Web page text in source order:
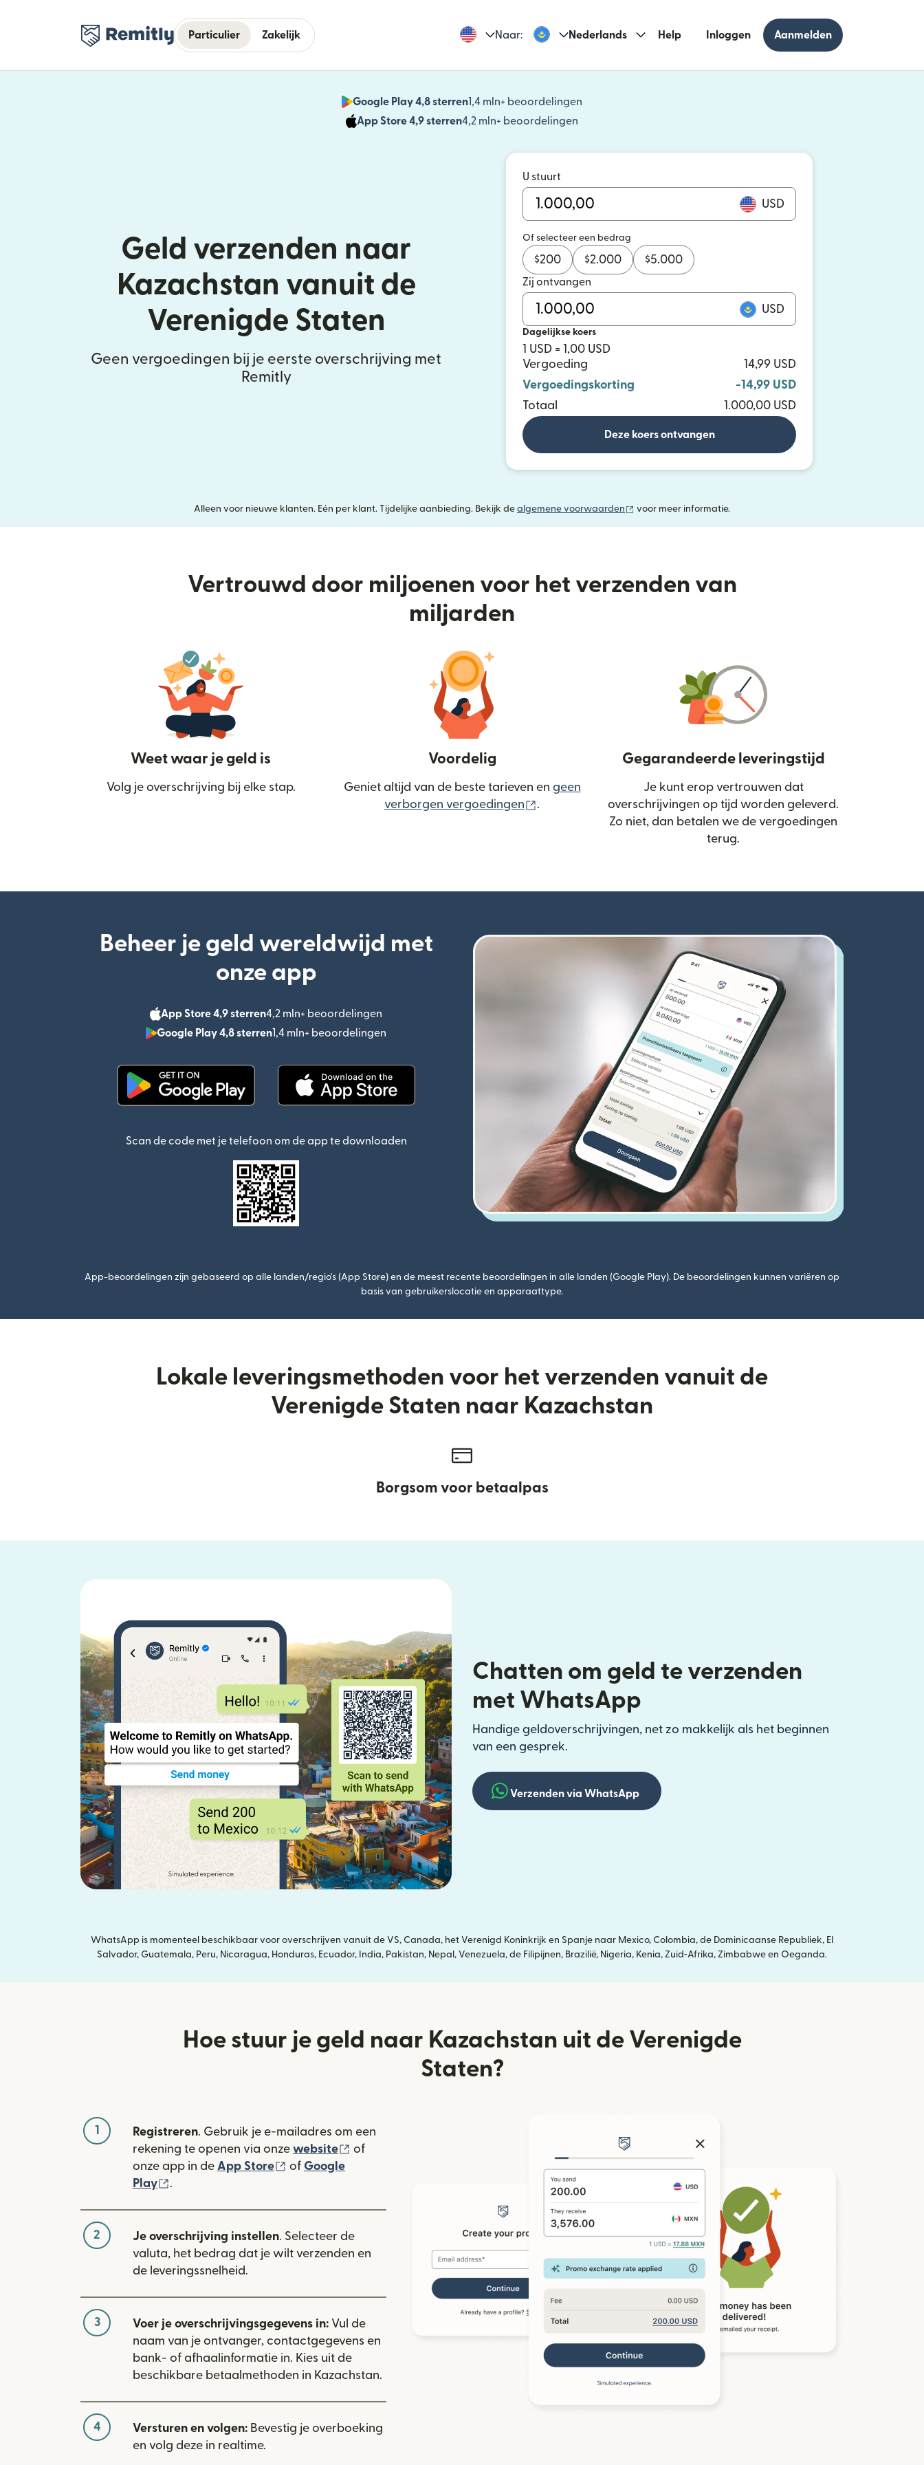
Particulier Zakelijk Naar: Nederlands Help Inloggen Aanmelden
Google Play 4,8 sterren1,4 mln+ beoordelingen
App Store 4,9 sterren4,2 mln+ beoordelingen
Geld verzenden naar
Kazachstan vanuit de
Verenigde Staten
Geen vergoedingen bij je eerste overschrijving met
Remitly
U stuurt
USD
Of selecteer een bedrag
$200 $2.000 $5.000
Zij ontvangen
USD
Dagelijkse koers
1 USD = 1,00 USD
Vergoeding
14,99 USD
Vergoedingskorting
-14,99 USD
Totaal
1.000,00 USD
Deze koers ontvangen
Alleen voor nieuwe klanten. Eén per klant. Tijdelijke aanbieding. Bekijk de algemene voorwaarden (wordt geopend in een nieuw venster)
voor meer informatie.
Vertrouwd door miljoenen voor het verzenden van
miljarden
Weet waar je geld is
Volg je overschrijving bij elke stap.
Voordelig
Geniet altijd van de beste tarieven en geen
verborgen vergoedingen
(wordt geopend in een nieuw venster)
.
Gegarandeerde leveringstijd
Je kunt erop vertrouwen dat
overschrijvingen op tijd worden geleverd.
Zo niet, dan betalen we de vergoedingen
terug.
Beheer je geld wereldwijd met
onze app
App Store 4,9 sterren4,2 mln+ beoordelingen
Google Play 4,8 sterren1,4 mln+ beoordelingen
Scan de code met je telefoon om de app te downloaden
App-beoordelingen zijn gebaseerd op alle landen/regio's (App Store) en de meest recente beoordelingen in alle landen (Google Play). De beoordelingen kunnen variëren op
basis van gebruikerslocatie en apparaattype.
Lokale leveringsmethoden voor het verzenden vanuit de
Verenigde Staten naar Kazachstan
Borgsom voor betaalpas
Chatten om geld te verzenden
met WhatsApp
Handige geldoverschrijvingen, net zo makkelijk als het beginnen
van een gesprek.
Verzenden via WhatsApp
WhatsApp is momenteel beschikbaar voor overschrijven vanuit de VS, Canada, het Verenigd Koninkrijk en Spanje naar Mexico, Colombia, de Dominicaanse Republiek, El
Salvador, Guatemala, Peru, Nicaragua, Honduras, Ecuador, India, Pakistan, Nepal, Venezuela, de Filipijnen, Brazilië, Nigeria, Kenia, Zuid‑Afrika, Zimbabwe en Oeganda.
Hoe stuur je geld naar Kazachstan uit de Verenigde
Staten?
1 Registreren. Gebruik je e-mailadres om een
rekening te openen via onze website (wordt geopend in een nieuw venster)
of
onze app in de App Store (wordt geopend in een nieuw venster)
of Google
Play
.
2 Je overschrijving instellen. Selecteer de
valuta, het bedrag dat je wilt verzenden en
de leveringssnelheid.
3 Voer je overschrijvingsgegevens in: Vul de
naam van je ontvanger, contactgegevens en
bank- of afhaalinformatie in. Kies uit de
beschikbare betaalmethoden in Kazachstan.
4 Versturen en volgen: Bevestig je overboeking
en volg deze in realtime.